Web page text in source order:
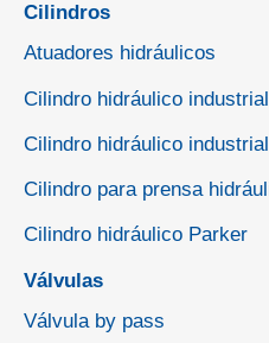
Cilindros
Atuadores hidráulicos
Cilindro hidráulico industrial
Cilindro hidráulico
Cilindro para prensa
Cilindro hidráulico Parker
Válvulas
Válvula by pass